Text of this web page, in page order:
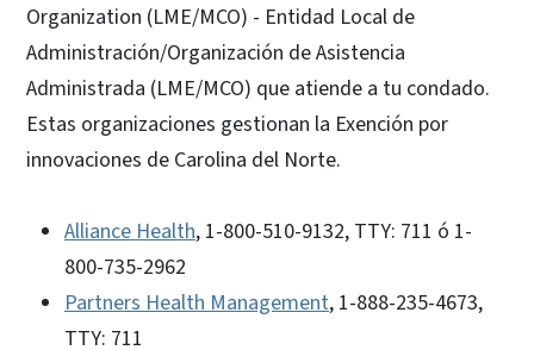
Organization (LME/MCO) - Entidad Local de
Administración/Organización de Asistencia
Administrada (LME/MCO) que atiende a tu condado.
Estas organizaciones gestionan la Exención por
innovaciones de Carolina del Norte.
Alliance Health, 1-800-510-9132, TTY: 711 ó 1-
800-735-2962
Partners Health Management, 1-888-235-4673,
TTY: 711